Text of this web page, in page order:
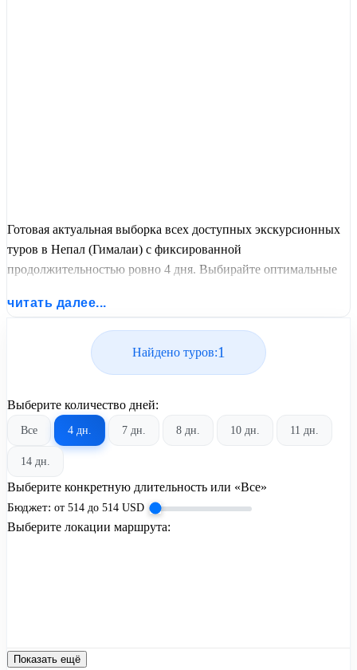
Готовая актуальная выборка всех доступных экскурсионных
туров в Непал (Гималаи) с фиксированной
продолжительностью ровно 4 дня. Выбирайте оптимальные
бронируйте экскурсионный отдых по лучшим ценам.
читать далее...
Найдено туров:1
Выберите количество дней:
Все 4 дн. 7 дн. 8 дн. 10 дн. 11 дн.
14 дн.
Выберите конкретную длительность или «Все»
Бюджет: от 514 до 514 USD
Выберите локации маршрута:
Показать ещё